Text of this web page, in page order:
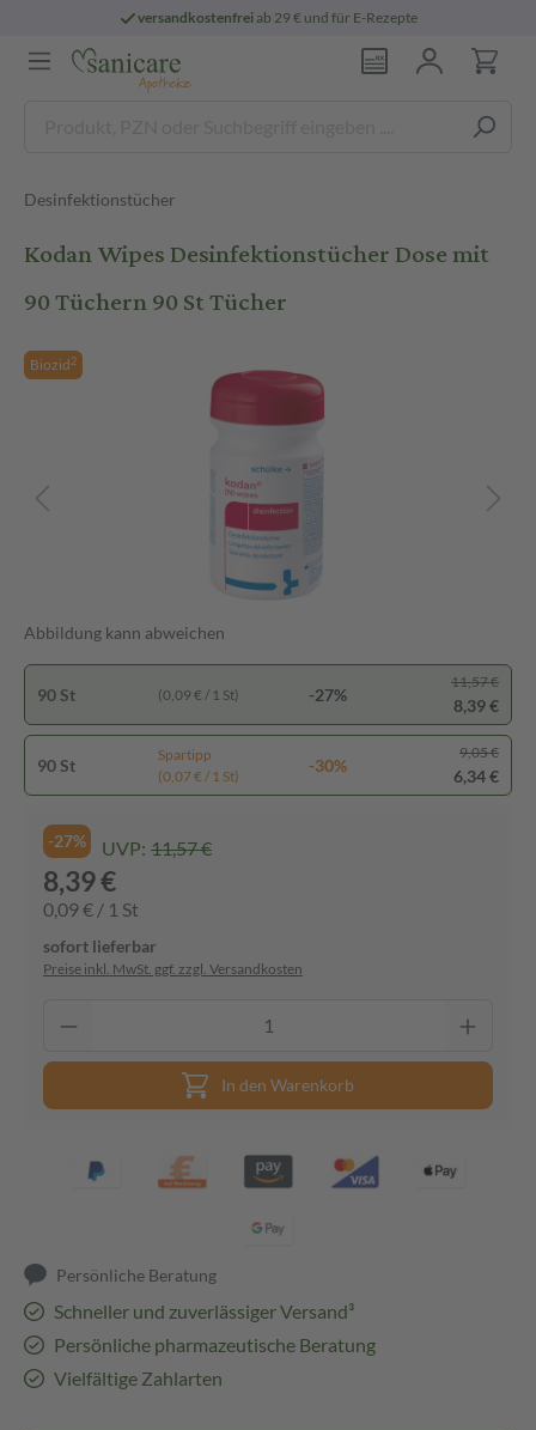
versandkostenfreiab 29 € und für E-Rezepte
Desinfektionstücher
Kodan Wipes Desinfektionstücher Dose mit
90 Tüchern 90 St Tücher
Biozid2
Abbildung kann abweichen
90 St (0,09 € / 1 St) -27%
11,57 €
8,39 €
90 St
Spartipp
(0,07 € / 1 St)
-30%
9,05 €
6,34 €
-27% UVP: 11,57 €
8,39 €
0,09 € / 1 St
sofort lieferbar
Preise inkl. MwSt. ggf. zzgl. Versandkosten
In den Warenkorb
Persönliche Beratung
Schneller und zuverlässiger Versand³
Persönliche pharmazeutische Beratung
Vielfältige Zahlarten